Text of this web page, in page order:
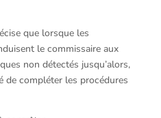
que lorsque les
le commissaire aux
non détectés jusqu’alors,
de compléter les procédures